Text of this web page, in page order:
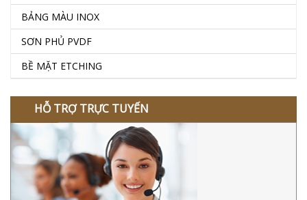
BẢNG MÀU INOX
SƠN PHỦ PVDF
BỀ MẶT ETCHING
HỖ TRỢ TRỰC TUYẾN